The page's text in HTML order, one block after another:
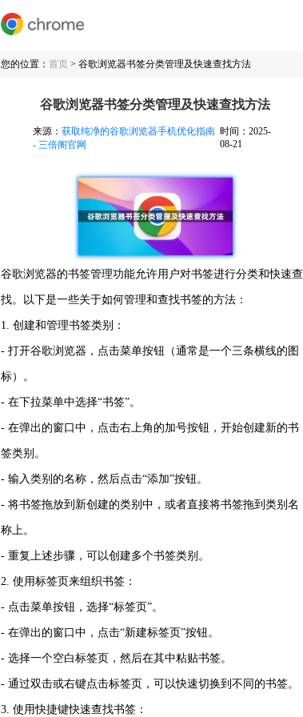
您的位置： 首页 > 谷歌浏览器书签分类管理及快速查找方法
谷歌浏览器书签分类管理及快速查找方法
来源： 获取纯净的谷歌浏览器手机优化指南
- 三倍阁官网
时间：2025-
08-21
谷歌浏览器的书签管理功能允许用户对书签进行分类和快速查
找。以下是一些关于如何管理和查找书签的方法：
1. 创建和管理书签类别：
- 打开谷歌浏览器，点击菜单按钮（通常是一个三条横线的图
标）。
- 在下拉菜单中选择“书签”。
- 在弹出的窗口中，点击右上角的加号按钮，开始创建新的书
签类别。
- 输入类别的名称，然后点击“添加”按钮。
- 将书签拖放到新创建的类别中，或者直接将书签拖到类别名
称上。
- 重复上述步骤，可以创建多个书签类别。
2. 使用标签页来组织书签：
- 点击菜单按钮，选择“标签页”。
- 在弹出的窗口中，点击“新建标签页”按钮。
- 选择一个空白标签页，然后在其中粘贴书签。
- 通过双击或右键点击标签页，可以快速切换到不同的书签。
3. 使用快捷键快速查找书签：